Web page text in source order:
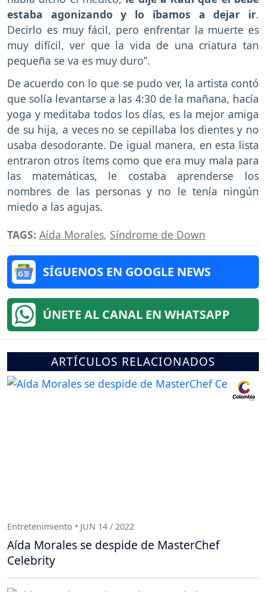
estaba agonizando y lo íbamos a dejar ir.
Decirlo es muy fácil, pero enfrentar la muerte es
muy difícil, ver que la vida de una criatura tan
pequeña se va es muy duro”.
De acuerdo con lo que se pudo ver, la artista contó
que solía levantarse a las 4:30 de la mañana, hacía
yoga y meditaba todos los días, es la mejor amiga
de su hija, a veces no se cepillaba los dientes y no
usaba desodorante. De igual manera, en esta lista
entraron otros ítems como que era muy mala para
las matemáticas, le costaba aprenderse los
nombres de las personas y no le tenía ningún
miedo a las agujas.
TAGS: Aída Morales, Síndrome de Down
SÍGUENOS EN GOOGLE NEWS
ÚNETE AL CANAL EN WHATSAPP
ARTÍCULOS RELACIONADOS
Entretenimiento • JUN 14 / 2022
Aída Morales se despide de MasterChef
Celebrity